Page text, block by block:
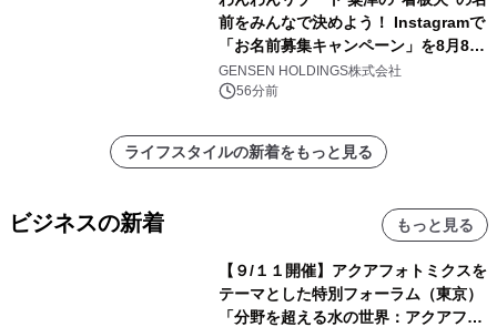
前をみんなで決めよう！ Instagramで
「お名前募集キャンペーン」を8月8日
(土)より開催
GENSEN HOLDINGS株式会社
56分前
ライフスタイルの新着をもっと見る
ビジネスの新着 もっと見る
【９/１１開催】アクアフォトミクスを
テーマとした特別フォーラム（東京）
「分野を超える水の世界：アクアフォ